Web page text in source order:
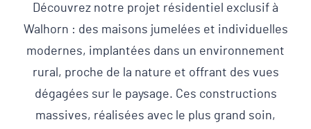
Découvrez notre projet résidentiel exclusif à
Walhorn : des maisons jumelées et individuelles
modernes, implantées dans un environnement
rural, proche de la nature et offrant des vues
dégagées sur le paysage. Ces constructions
massives, réalisées avec le plus grand soin,